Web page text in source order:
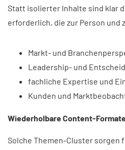
Statt isolierter Inhalte sind klar
erforderlich, die zur Person und
Markt- und
Leadership- und
fachliche Expertise und
Kunden und
Wiederholbare Content-
Solche Themen-Cluster sorgen